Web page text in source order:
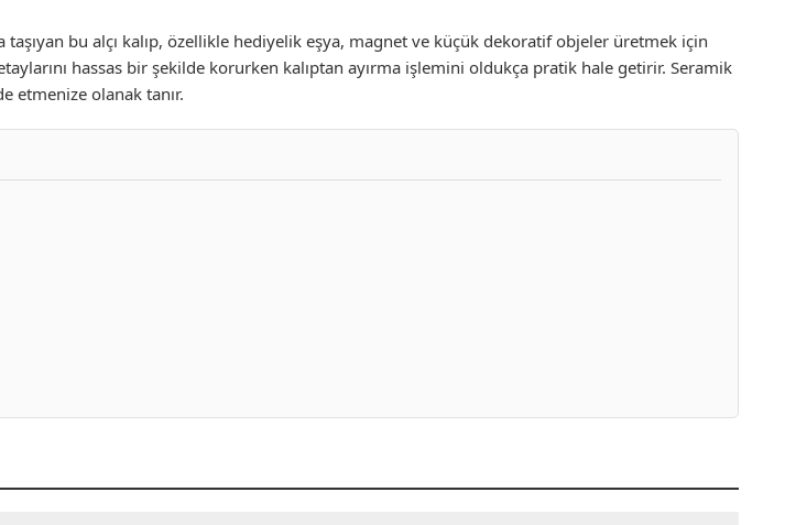
bu alçı kalıp, özellikle hediyelik eşya, magnet ve küçük dekoratif objeler üretmek için
hassas bir şekilde korurken kalıptan ayırma işlemini oldukça pratik hale getirir. Seramik
etmenize olanak tanır.